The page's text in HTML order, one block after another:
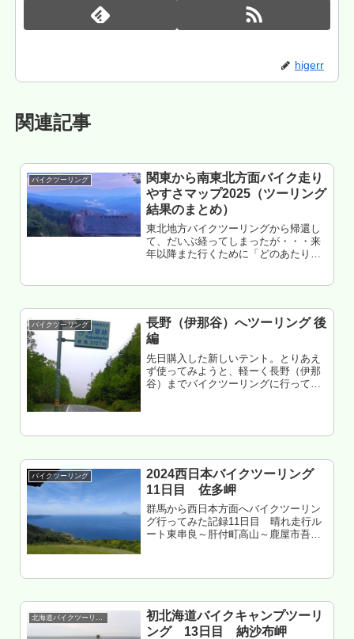
higerr
関連記事
バイクツーリング
関東から南東北方面バイク走り
やすさマップ2025（ツーリング
結果のまとめ）
東北地方バイクツーリングから帰還し
て、だいぶ経ってしまったが・・・来
年以降また行くために「どのあたりが
北...
バイクツーリング
長野（伊那谷）へツーリング 後
編
先日購入した新しいテント。とりあえ
ず使ってみようと、軽ーく長野（伊那
谷）までバイクツーリングに行ってみ
ら）などメルヘン感一切無...
バイクツーリング
2024西日本バイクツーリング
11日目 佐多岬
群馬から西日本方面へバイクツーリン
グ行ってみた記録11日目 晴れ走行ル
ート東串良～肝付町高山～鹿屋市吾平
北海道バイクツーリング
初北海道バイクキャンプツーリ
ング 13日目 納沙布岬